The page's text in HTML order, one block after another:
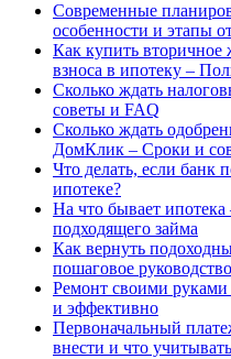
Современные
особенности и этапы
Как купить вторичное
взноса в ипотеку –
Сколько ждать
советы и FAQ
Сколько ждать
ДомКлик – Сроки и
Что делать, если банк
ипотеке?
На что бывает
подходящего займа
Как вернуть
пошаговое руководство
Ремонт своими руками
и эффективно
Первоначальный
внести и что